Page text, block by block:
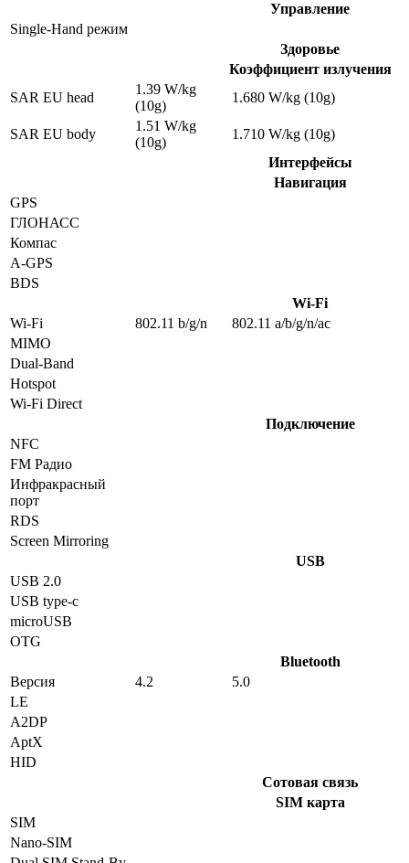
Управление
Single-Hand режим
Здоровье
Коэффициент излучения
SAR EU head
1.39 W/kg
(10g)
1.680 W/kg (10g)
SAR EU body
1.51 W/kg
(10g)
1.710 W/kg (10g)
Интерфейсы
Навигация
GPS
ГЛОНАСС
Компас
A-GPS
BDS
Wi-Fi
Wi-Fi
802.11 b/g/n
802.11 a/b/g/n/ac
MIMO
Dual-Band
Hotspot
Wi-Fi Direct
Подключение
NFC
FM Радио
Инфракрасный
порт
RDS
Screen Mirroring
USB
USB 2.0
USB type-c
microUSB
OTG
Bluetooth
Версия
4.2
5.0
LE
A2DP
AptX
HID
Сотовая связь
SIM карта
SIM
Nano-SIM